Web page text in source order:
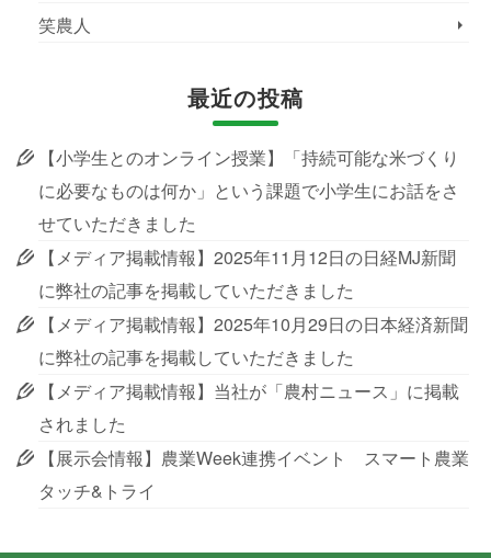
笑農人
最近の投稿
【小学生とのオンライン授業】「持続可能な米づくり
に必要なものは何か」という課題で小学生にお話をさ
せていただきました
【メディア掲載情報】2025年11月12日の日経MJ新聞
に弊社の記事を掲載していただきました
【メディア掲載情報】2025年10月29日の日本経済新聞
に弊社の記事を掲載していただきました
【メディア掲載情報】当社が「農村ニュース」に掲載
されました
【展示会情報】農業Week連携イベント スマート農業
タッチ&トライ